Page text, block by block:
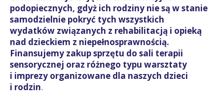
podopiecznych, gdyż ich rodziny nie są w stanie
samodzielnie pokryć tych wszystkich
wydatków związanych z rehabilitacją i opieką
nad dzieckiem z niepełnosprawnością.
Finansujemy zakup sprzętu do sali terapii
sensorycznej oraz różnego typu warsztaty
i imprezy organizowane dla naszych dzieci
i rodzin.